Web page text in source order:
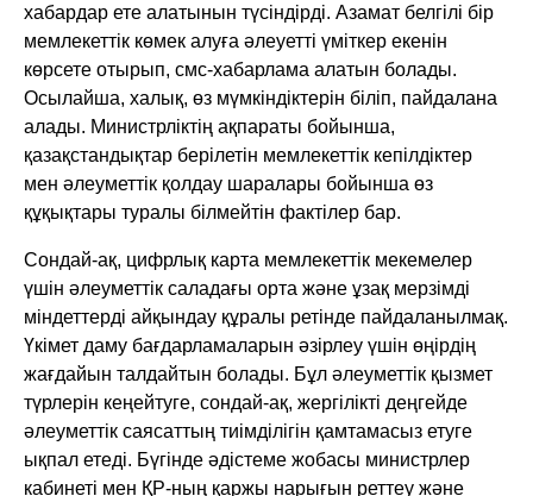
хабардар ете алатынын түсіндірді. Азамат белгілі бір
мемлекеттік көмек алуға әлеуетті үміткер екенін
көрсете отырып, смс-хабарлама алатын болады.
Осылайша, халық, өз мүмкіндіктерін біліп, пайдалана
алады. Министрліктің ақпараты бойынша,
қазақстандықтар берілетін мемлекеттік кепілдіктер
мен әлеуметтік қолдау шаралары бойынша өз
құқықтары туралы білмейтін фактілер бар.
Сондай-ақ, цифрлық карта мемлекеттік мекемелер
үшін әлеуметтік саладағы орта және ұзақ мерзімді
міндеттерді айқындау құралы ретінде пайдаланылмақ.
Үкімет даму бағдарламаларын әзірлеу үшін өңірдің
жағдайын талдайтын болады. Бұл әлеуметтік қызмет
түрлерін кеңейтуге, сондай-ақ, жергілікті деңгейде
әлеуметтік саясаттың тиімділігін қамтамасыз етуге
ықпал етеді. Бүгінде әдістеме жобасы министрлер
кабинеті мен ҚР-ның қаржы нарығын реттеу және